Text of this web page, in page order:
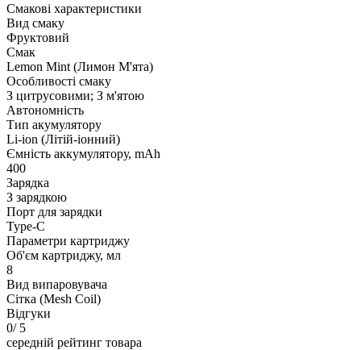
Смакові характеристики
Вид смаку
Фруктовий
Смак
Lemon Mint (Лимон М'ята)
Особливості смаку
З цитрусовими; З м'ятою
Автономність
Тип акумулятору
Li-ion (Літій-іонний)
Ємність аккумулятору, mAh
400
Зарядка
З зарядкою
Порт для зарядки
Type-C
Параметри картриджу
Об'єм картриджу, мл
8
Вид випаровувача
Сітка (Mesh Coil)
Відгуки
0/ 5
середній рейтинг товара